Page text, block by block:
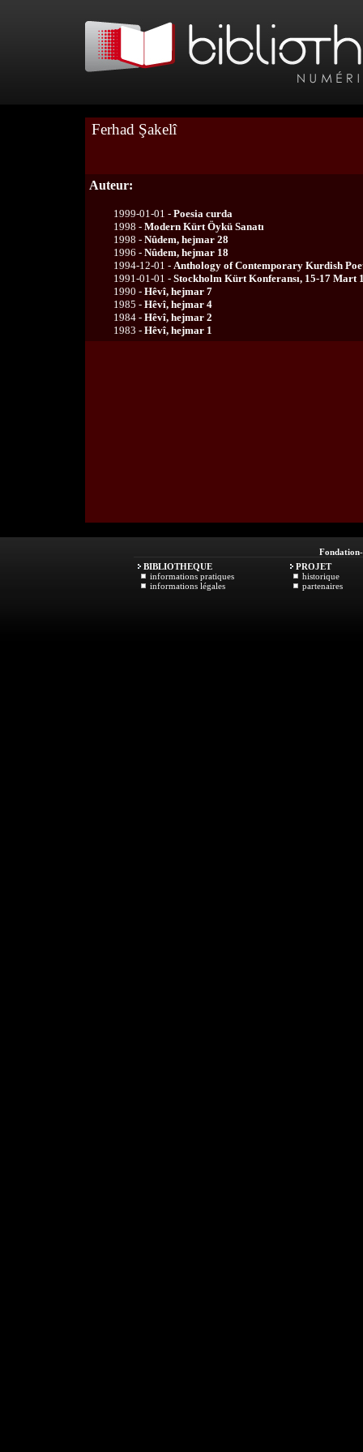
Ferhad Şakelî
Auteur:
1999-01-01 - Poesia curda
1998 - Modern Kürt Öykü Sanatı
1998 - Nûdem, hejmar 28
1996 - Nûdem, hejmar 18
1994-12-01 - Anthology of Contemporary Kurdish
1991-01-01 - Stockholm Kürt Konferansı, 15-17 Mart
1990 - Hêvî, hejmar 7
1985 - Hêvî, hejmar 4
1984 - Hêvî, hejmar 2
1983 - Hêvî, hejmar 1
Fondation
BIBLIOTHEQUE
informations pratiques
informations légales
PROJET
historique
partenaires